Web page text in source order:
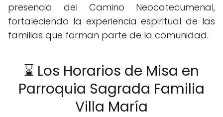
presencia del Camino Neocatecumenal,
fortaleciendo la experiencia espiritual de las
familias que forman parte de la comunidad.
⌛ Los Horarios de Misa en
Parroquia Sagrada Familia
Villa María